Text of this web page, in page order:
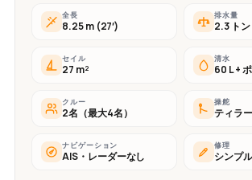
全長
8.25 m (27′)
排水量
2.3 トン
セイル
27 m²
清水
60 L +
クルー
2名（最大4名）
操舵
ティラー
ナビゲーション
AIS・レーダーなし
修理
シンプ